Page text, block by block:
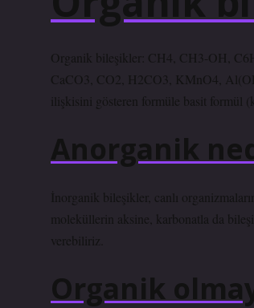
Organik bileşikler: CH4, CH3-OH,
CaCO3, CO2, H2CO3, KMnO4,
ilişkisini gösteren formüle basit formül
Anorganik
İnorganik bileşikler, canlı
moleküllerin aksine, karbonatla da
verebiliriz.
Organik